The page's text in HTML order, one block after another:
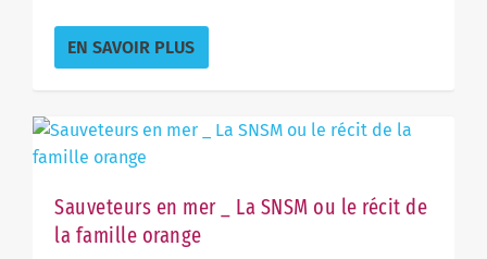
EN SAVOIR PLUS
Sauveteurs en mer _ La SNSM ou le récit de
la famille orange